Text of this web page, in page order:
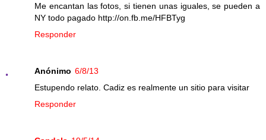
Me encantan las fotos, si tienen unas iguales, se pueden a
NY todo pagado http://on.fb.me/HFBTyg
Responder
Anónimo 6/8/13
Estupendo relato. Cadiz es realmente un sitio para visitar
Responder